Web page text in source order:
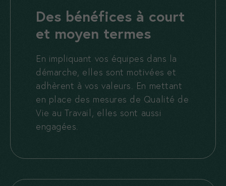
Des bénéfices à court
et moyen termes
En impliquant vos équipes dans la
démarche, elles sont motivées et
adhèrent à vos valeurs. En mettant
en place des mesures de Qualité de
Vie au Travail, elles sont aussi
engagées.